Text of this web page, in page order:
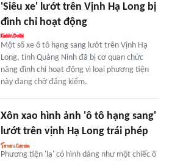
'Siêu xe' lướt trên Vịnh Hạ Long bị
đình chỉ hoạt động
Một số xe ô tô hạng sang lướt trên Vịnh Hạ
Long, tỉnh Quảng Ninh đã bị cơ quan chức
năng đình chỉ hoạt động vì loại phương tiện
này đang chờ đăng kiểm.
Xôn xao hình ảnh 'ô tô hạng sang'
lướt trên vịnh Hạ Long trái phép
Phương tiện 'lạ' có hình dáng như một chiếc ô